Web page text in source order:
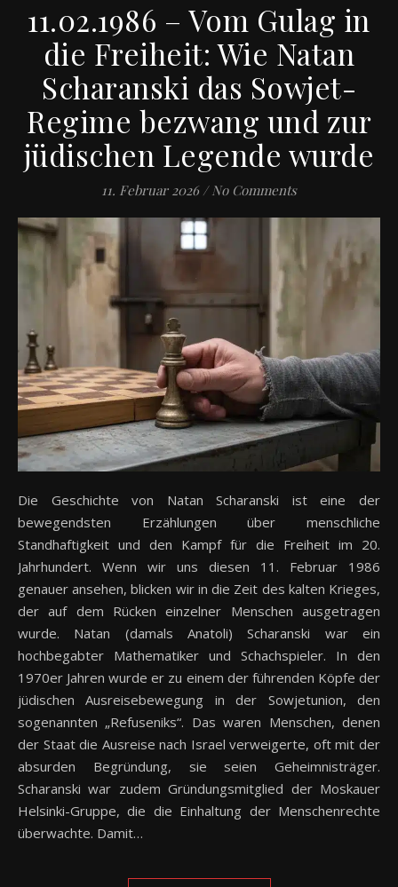
11.02.1986 – Vom Gulag in
die Freiheit: Wie Natan
Scharanski das Sowjet-
Regime bezwang und zur
jüdischen Legende wurde
11. Februar 2026 / No Comments
Die Geschichte von Natan Scharanski ist eine der
bewegendsten Erzählungen über menschliche
Standhaftigkeit und den Kampf für die Freiheit im 20.
Jahrhundert. Wenn wir uns diesen 11. Februar 1986
genauer ansehen, blicken wir in die Zeit des kalten Krieges,
der auf dem Rücken einzelner Menschen ausgetragen
wurde. Natan (damals Anatoli) Scharanski war ein
hochbegabter Mathematiker und Schachspieler. In den
1970er Jahren wurde er zu einem der führenden Köpfe der
jüdischen Ausreisebewegung in der Sowjetunion, den
sogenannten „Refuseniks“. Das waren Menschen, denen
der Staat die Ausreise nach Israel verweigerte, oft mit der
absurden Begründung, sie seien Geheimnisträger.
Scharanski war zudem Gründungsmitglied der Moskauer
Helsinki-Gruppe, die die Einhaltung der Menschenrechte
überwachte. Damit…